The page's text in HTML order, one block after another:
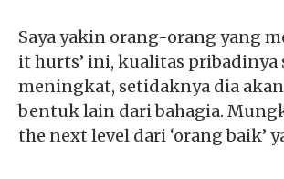
Saya yakin orang-orang yang
it hurts’ ini, kualitas pribadinya
meningkat, setidaknya dia
bentuk lain dari bahagia.
the next level dari ‘orang baik’